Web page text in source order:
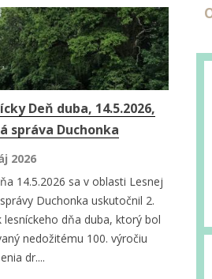
Deň duba, 14.5.2026,
správa Duchonka
2026
ňa 14.5.2026 sa v oblasti Lesnej
správy Duchonka uskutočnil 2.
lesníckeho dňa duba, ktorý bol
nedožitému 100. výročiu
dr....